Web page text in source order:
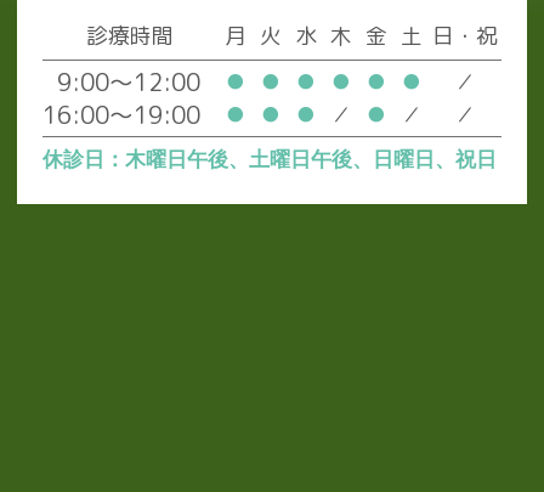
休診日：木曜日午後、土曜日午後、日曜日、祝日
診療時間 月 火 水 木 金 土 日・祝
9:00～12:00 ● ● ● ● ● ● ／
16:00～19:00 ● ● ● ／ ● ／ ／